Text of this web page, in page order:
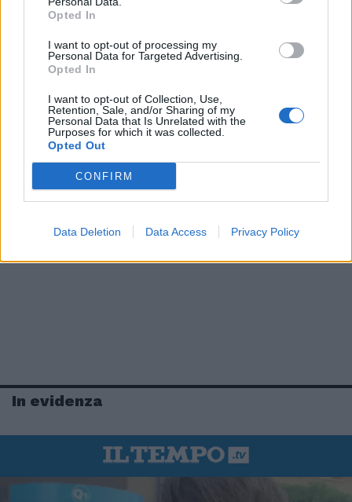
Opted In
I want to opt-out of processing my
Personal Data for Targeted Advertising.
Opted In
I want to opt-out of Collection, Use,
Retention, Sale, and/or Sharing of my
Personal Data that Is Unrelated with the
Purposes for which it was collected.
Opted Out
CONFIRM
Data Deletion Data Access Privacy Policy
In evidenza